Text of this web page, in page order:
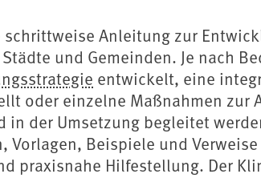
Anleitung zur
und Gemeinden. Je nach
entwickelt, eine
oder einzelne Maßnahmen zur
in der Umsetzung begleitet
Vorlagen, Beispiele und
praxisnahe Hilfestellung. Der